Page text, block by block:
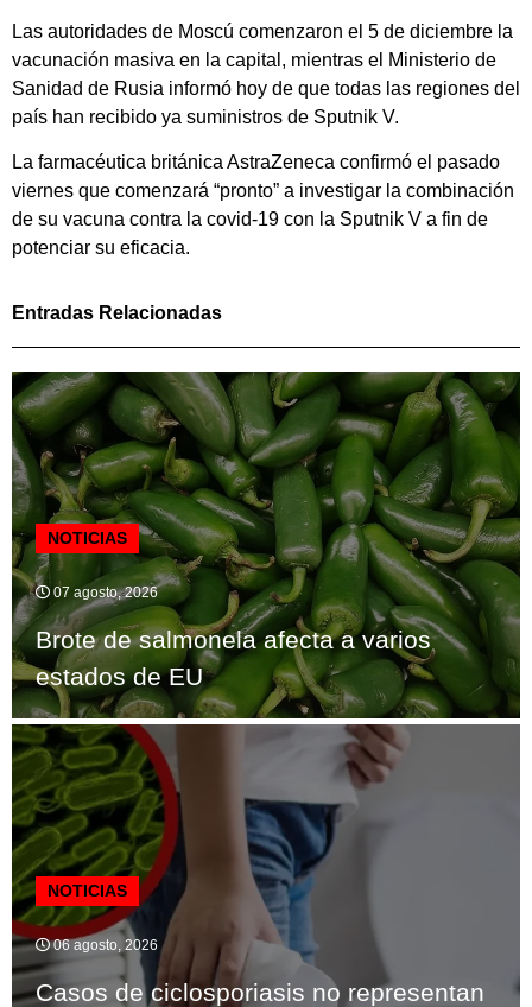
Las autoridades de Moscú comenzaron el 5 de diciembre la
vacunación masiva en la capital, mientras el Ministerio de
Sanidad de Rusia informó hoy de que todas las regiones del
país han recibido ya suministros de Sputnik V.
La farmacéutica británica AstraZeneca confirmó el pasado
viernes que comenzará “pronto” a investigar la combinación
de su vacuna contra la covid-19 con la Sputnik V a fin de
potenciar su eficacia.
Entradas Relacionadas
NOTICIAS
07 agosto, 2026
Brote de salmonela afecta a varios
estados de EU
NOTICIAS
06 agosto, 2026
Casos de ciclosporiasis no representan